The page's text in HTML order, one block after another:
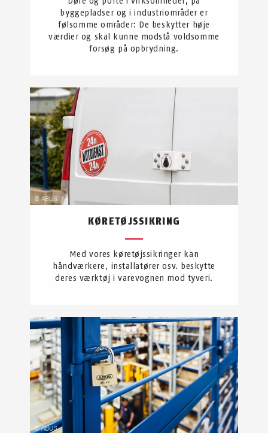
byggepladser og i industriområder er
følsomme områder: De beskytter høje
værdier og skal kunne modstå voldsomme
forsøg på opbrydning.
KØRETØJSSIKRING
Med vores køretøjssikringer kan
håndværkere, installatører osv. beskytte
deres værktøj i varevognen mod tyveri.